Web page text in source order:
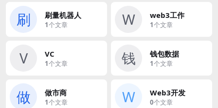
刷 刷量机器人
1个文章 W web3工作
1个文章
V VC
1个文章 钱 钱包数据
1个文章
做 做市商
1个文章 W Web3开发
0个文章